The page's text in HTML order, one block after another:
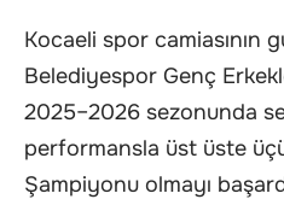
Kocaeli spor camiasının
Belediyespor Genç
2025–2026 sezonunda
performansla üst üste
Şampiyonu olmayı